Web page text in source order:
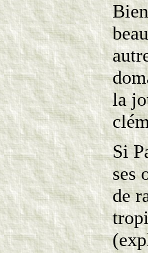
la
Si
ses
de